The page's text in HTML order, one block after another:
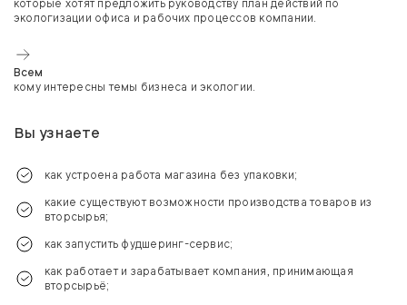
которые хотят предложить руководству план действий по
экологизации офиса и рабочих процессов компании.
Всем
кому интересны темы бизнеса и экологии.
Вы узнаете
как устроена работа магазина без упаковки;
какие существуют возможности производства товаров из
вторсырья;
как запустить фудшеринг-сервис;
как работает и зарабатывает компания, принимающая
вторсырьё;